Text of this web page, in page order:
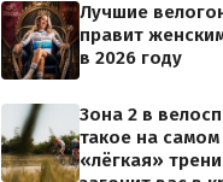
Лучшие
правит
в 2026 году
Зона 2 в
такое на
«лёгкая»